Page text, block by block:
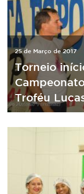
25 de Março de 2017
Torneio
Troféu